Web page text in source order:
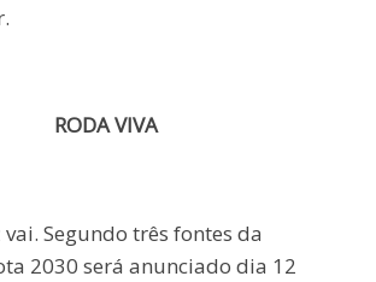
RODA VIVA
Segundo três fontes da
2030 será anunciado dia 12